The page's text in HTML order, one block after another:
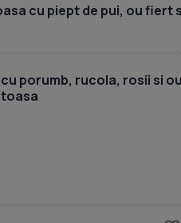
cu piept de pui, ou fiert
porumb, rucola, rosii si